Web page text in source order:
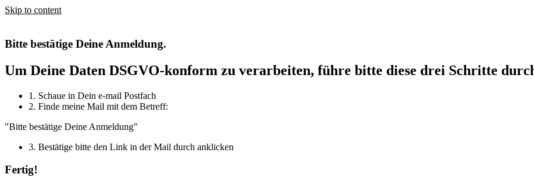
Skip to content
Bitte bestätige Deine Anmeldung.
Um Deine Daten DSGVO-konform zu verarbeiten, führe bitte diese drei Schritte
1. Schaue in Dein e-mail Postfach
2. Finde meine Mail mit dem Betreff:
"Bitte bestätige Deine Anmeldung"
3. Bestätige bitte den Link in der Mail durch anklicken
Fertig!